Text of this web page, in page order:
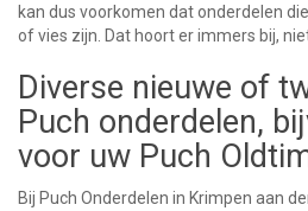
kan dus voorkomen dat onderdelen
of vies zijn. Dat hoort er immers bij,
Diverse nieuwe of
Puch onderdelen,
voor uw Puch
Bij Puch Onderdelen in Krimpen aan